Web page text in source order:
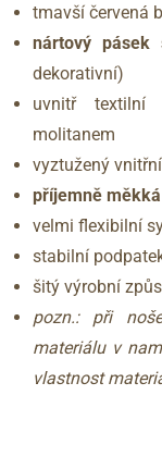
tmavší červená
nártový
dekorativní)
uvnitř textilní
molitanem
vyztužený
příjemně
velmi flexibilní
stabilní
šitý výrobní
pozn.: při
materiálu v
vlastnost